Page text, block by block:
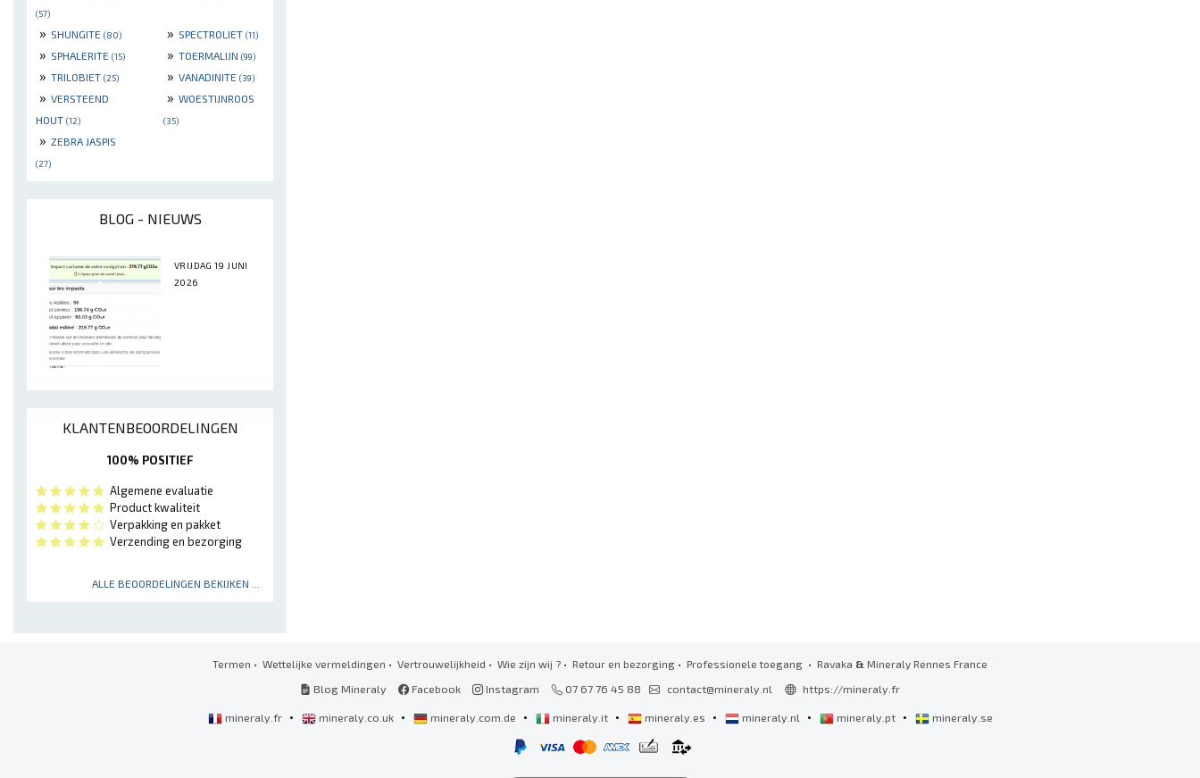
(57)
» SHUNGITE (80) » SPECTROLIET (11)
» SPHALERITE (15) » TOERMALIJN (99)
» TRILOBIET (25) » VANADINITE (39)
» VERSTEEND
HOUT (12)
» WOESTIJNROOS
(35)
» ZEBRA JASPIS
(27)
BLOG - NIEUWS
VRIJDAG 19 JUNI
2026
KLANTENBEOORDELINGEN
100% POSITIEF
Algemene evaluatie
Product kwaliteit
Verpakking en pakket
Verzending en bezorging
ALLE BEOORDELINGEN BEKIJKEN ...
Termen • Wettelijke vermeldingen • Vertrouwelijkheid • Wie zijn wij ? • Retour en bezorging • Professionele toegang • Ravaka & Mineraly Rennes France
Blog Mineraly
Facebook Instagram 07 67 76 45 88 contact@mineraly.nl https://mineraly.fr
mineraly.fr • mineraly.co.uk • mineraly.com.de • mineraly.it • mineraly.es • mineraly.nl • mineraly.pt • mineraly.se